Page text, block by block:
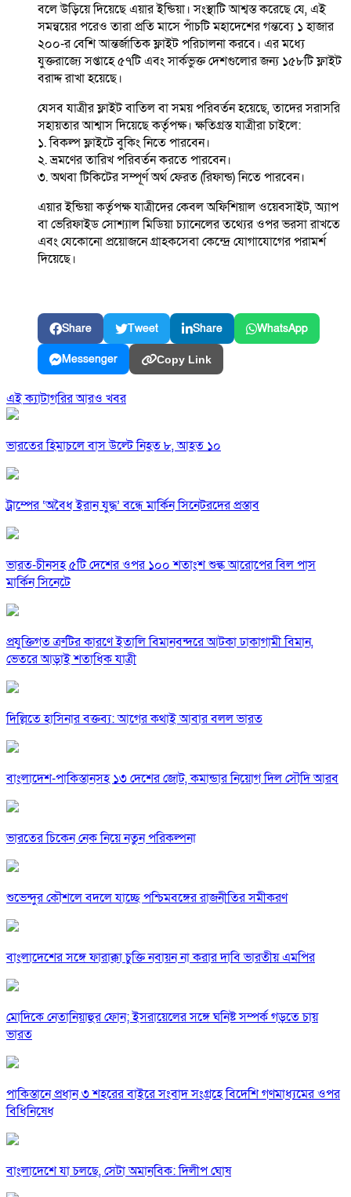
বলে উড়িয়ে দিয়েছে এয়ার ইন্ডিয়া। সংস্থাটি আশ্বস্ত করেছে যে, এই
সমন্বয়ের পরেও তারা প্রতি মাসে পাঁচটি মহাদেশের গন্তব্যে ১ হাজার
২০০-র বেশি আন্তর্জাতিক ফ্লাইট পরিচালনা করবে। এর মধ্যে
যুক্তরাজ্যে সপ্তাহে ৫৭টি এবং সার্কভুক্ত দেশগুলোর জন্য ১৫৮টি ফ্লাইট
বরাদ্দ রাখা হয়েছে।
যেসব যাত্রীর ফ্লাইট বাতিল বা সময় পরিবর্তন হয়েছে, তাদের সরাসরি
সহায়তার আশ্বাস দিয়েছে কর্তৃপক্ষ। ক্ষতিগ্রস্ত যাত্রীরা চাইলে:
১. বিকল্প ফ্লাইটে বুকিং নিতে পারবেন।
২. ভ্রমণের তারিখ পরিবর্তন করতে পারবেন।
৩. অথবা টিকিটের সম্পূর্ণ অর্থ ফেরত (রিফান্ড) নিতে পারবেন।
এয়ার ইন্ডিয়া কর্তৃপক্ষ যাত্রীদের কেবল অফিশিয়াল ওয়েবসাইট, অ্যাপ
বা ভেরিফাইড সোশ্যাল মিডিয়া চ্যানেলের তথ্যের ওপর ভরসা রাখতে
এবং যেকোনো প্রয়োজনে গ্রাহকসেবা কেন্দ্রে যোগাযোগের পরামর্শ
দিয়েছে।
Share Tweet Share WhatsApp
Messenger Copy Link
এই ক্যাটাগরির আরও খবর
ভারতের হিমাচলে বাস উল্টে নিহত ৮, আহত ১০
ট্রাম্পের ‘অবৈধ ইরান যুদ্ধ’ বন্ধে মার্কিন সিনেটরদের প্রস্তাব
ভারত-চীনসহ ৫টি দেশের ওপর ১০০ শতাংশ শুল্ক আরোপের বিল পাস
মার্কিন সিনেটে
প্রযুক্তিগত ত্রুটির কারণে ইতালি বিমানবন্দরে আটকা ঢাকাগামী বিমান,
ভেতরে আড়াই শতাধিক যাত্রী
দিল্লিতে হাসিনার বক্তব্য: আগের কথাই আবার বলল ভারত
বাংলাদেশ-পাকিস্তানসহ ১৩ দেশের জোট, কমান্ডার নিয়োগ দিল সৌদি আরব
ভারতের চিকেন নেক নিয়ে নতুন পরিকল্পনা
শুভেন্দুর কৌশলে বদলে যাচ্ছে পশ্চিমবঙ্গের রাজনীতির সমীকরণ
বাংলাদেশের সঙ্গে ফারাক্কা চুক্তি নবায়ন না করার দাবি ভারতীয় এমপির
মোদিকে নেতানিয়াহুর ফোন; ইসরায়েলের সঙ্গে ঘনিষ্ট সম্পর্ক গড়তে চায়
ভারত
পাকিস্তানে প্রধান ৩ শহরের বাইরে সংবাদ সংগ্রহে বিদেশি গণমাধ্যমের ওপর
বিধিনিষেধ
বাংলাদেশে যা চলছে, সেটা অমানবিক: দিলীপ ঘোষ